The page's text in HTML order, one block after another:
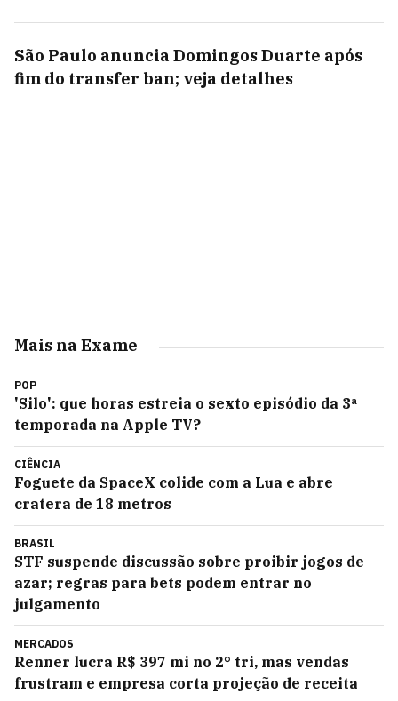
São Paulo anuncia Domingos Duarte após
fim do transfer ban; veja detalhes
Mais na Exame
POP
'Silo': que horas estreia o sexto episódio da 3ª
temporada na Apple TV?
CIÊNCIA
Foguete da SpaceX colide com a Lua e abre
cratera de 18 metros
BRASIL
STF suspende discussão sobre proibir jogos de
azar; regras para bets podem entrar no
julgamento
MERCADOS
Renner lucra R$ 397 mi no 2° tri, mas vendas
frustram e empresa corta projeção de receita